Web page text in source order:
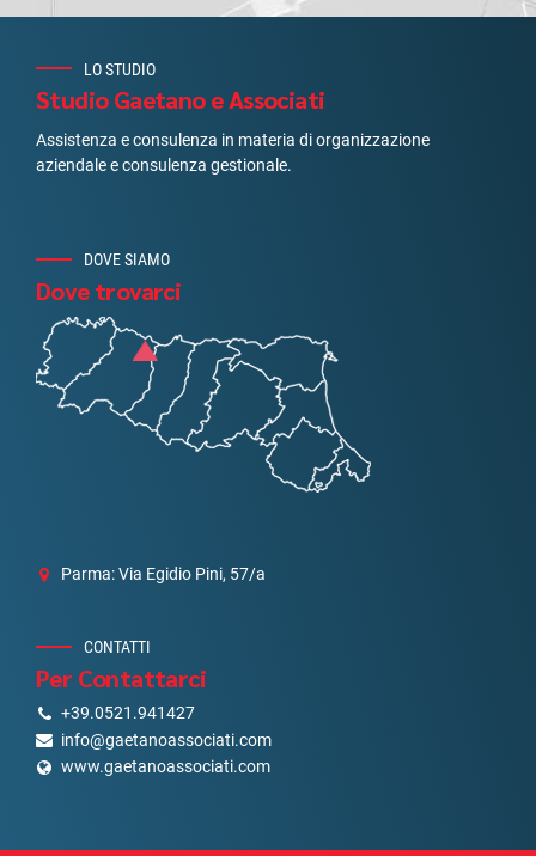
LO STUDIO
Studio Gaetano e Associati
Assistenza e consulenza in materia di organizzazione
aziendale e consulenza gestionale.
DOVE SIAMO
Dove trovarci
Parma: Via Egidio Pini, 57/a
CONTATTI
Per Contattarci
+39.0521.941427
info@gaetanoassociati.com
www.gaetanoassociati.com